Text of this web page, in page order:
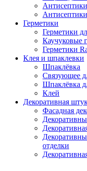
Герметики
Герметики
Каучуковые
Герметики
Клея и шпаклевки
Шпаклёвка
Связующее
Шпаклёвка
Клей
Декоративная
Фасадная
отделки